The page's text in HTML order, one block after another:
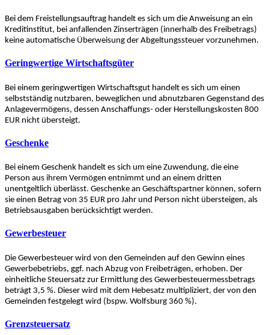
Bei dem Freistellungsauftrag handelt es sich um die Anweisung an ein
Kreditinstitut, bei anfallenden Zinserträgen (innerhalb des Freibetrags)
keine automatische Überweisung der Abgeltungssteuer vorzunehmen.
Geringwertige Wirtschaftsgüter
Bei einem geringwertigen Wirtschaftsgut handelt es sich um einen
selbstständig nutzbaren, beweglichen und abnutzbaren Gegenstand des
Anlagevermögens, dessen Anschaffungs- oder Herstellungskosten 800
EUR nicht übersteigt.
Geschenke
Bei einem Geschenk handelt es sich um eine Zuwendung, die eine
Person aus ihrem Vermögen entnimmt und an einem dritten
unentgeltlich überlässt. Geschenke an Geschäftspartner können, sofern
sie einen Betrag von 35 EUR pro Jahr und Person nicht übersteigen, als
Betriebsausgaben berücksichtigt werden.
Gewerbesteuer
Die Gewerbesteuer wird von den Gemeinden auf den Gewinn eines
Gewerbebetriebs, ggf. nach Abzug von Freibeträgen, erhoben. Der
einheitliche Steuersatz zur Ermittlung des Gewerbesteuermessbetrags
beträgt 3,5 %. Dieser wird mit dem Hebesatz multipliziert, der von den
Gemeinden festgelegt wird (bspw. Wolfsburg 360 %).
Grenzsteuersatz